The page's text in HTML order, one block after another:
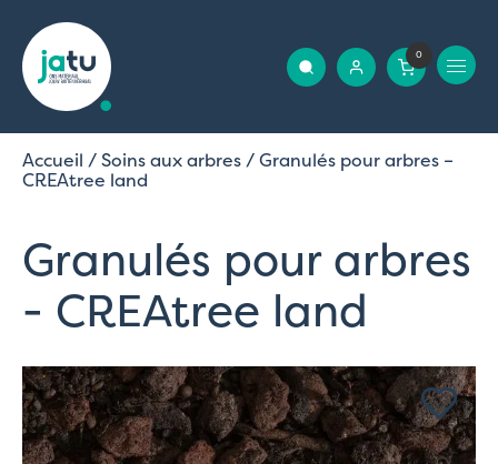
0
Accueil /Soins aux arbres/ Granulés pour arbres –
CREAtree land
Granulés pour arbres
- CREAtree land